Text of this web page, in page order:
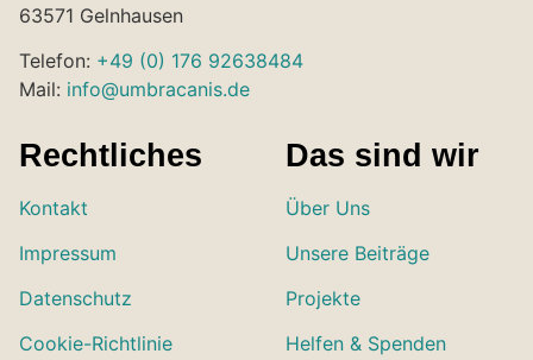
63571 Gelnhausen
Telefon: +49 (0) 176 92638484
Mail: info@umbracanis.de
Rechtliches
Kontakt
Impressum
Datenschutz
Cookie-Richtlinie
Das sind wir
Über Uns
Unsere Beiträge
Projekte
Helfen & Spenden